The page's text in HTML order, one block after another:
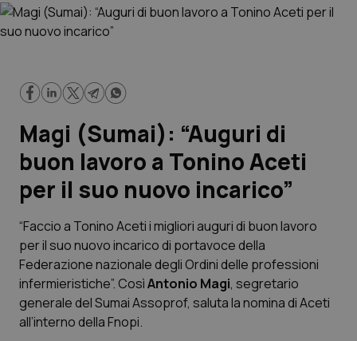
Governo e Parlamento
Regioni e Asl
Lavoro e Professioni
Scienza e Farmaci
Studi e Analisi
Lettere al direttore
Magi (Sumai): “Auguri di
buon lavoro a Tonino Aceti
per il suo nuovo incarico”
“Faccio a Tonino Aceti i migliori auguri di buon lavoro
per il suo nuovo incarico di portavoce della
Federazione nazionale degli Ordini delle professioni
infermieristiche”. CosìAntonio Magi, segretario
generale del Sumai Assoprof, saluta la nomina di Aceti
all’interno della Fnopi.